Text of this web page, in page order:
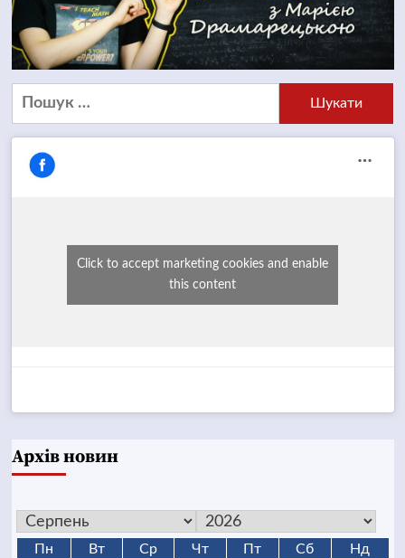
Пошук:
Click to accept marketing cookies and enable
this content
Архів новин
Пн Вт Ср Чт Пт Сб Нд